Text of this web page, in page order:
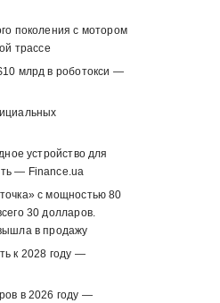
поколения с мотором
трассе
млрд в роботокси —
устройство для
— Finance.ua
с мощностью 80
30 долларов.
в продажу
к 2028 году —
в 2026 году —